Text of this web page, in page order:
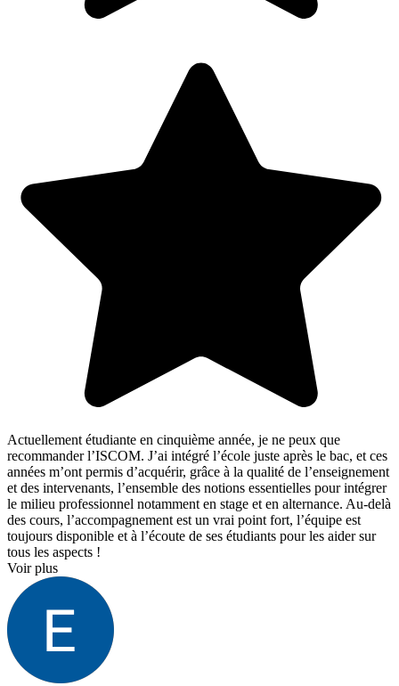
Actuellement étudiante en cinquième année, je ne peux que
recommander l’ISCOM. J’ai intégré l’école juste après le bac, et ces
années m’ont permis d’acquérir, grâce à la qualité de l’enseignement
et des intervenants, l’ensemble des notions essentielles pour intégrer
le milieu professionnel notamment en stage et en alternance. Au-delà
des cours, l’accompagnement est un vrai point fort, l’équipe est
toujours disponible et à l’écoute de ses étudiants pour les aider sur
tous les aspects !
Voir plus